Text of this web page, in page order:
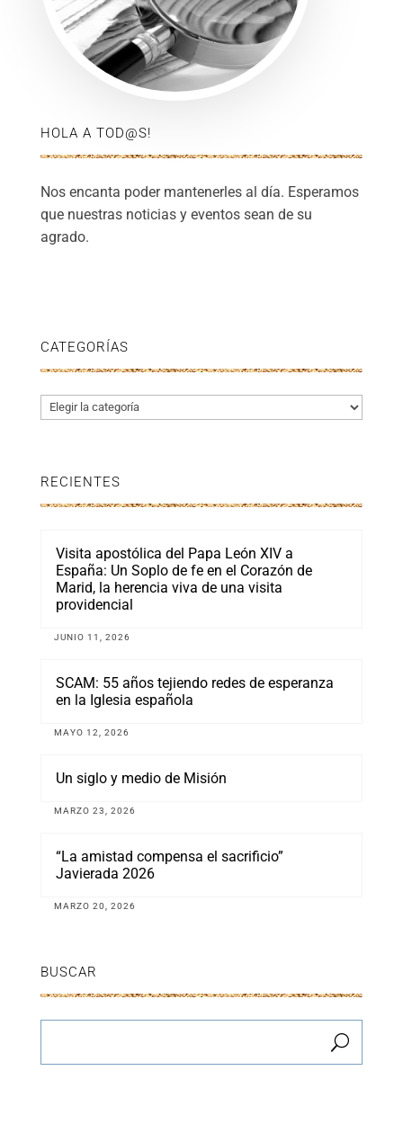
HOLA A TOD@S!
Nos encanta poder mantenerles al día. Esperamos
que nuestras noticias y eventos sean de su
agrado.
CATEGORÍAS
Categorías
RECIENTES
Visita apostólica del Papa León XIV a
España: Un Soplo de fe en el Corazón de
Marid, la herencia viva de una visita
providencial
JUNIO 11, 2026
SCAM: 55 años tejiendo redes de esperanza
en la Iglesia española
MAYO 12, 2026
Un siglo y medio de Misión
MARZO 23, 2026
“La amistad compensa el sacrificio”
Javierada 2026
MARZO 20, 2026
BUSCAR